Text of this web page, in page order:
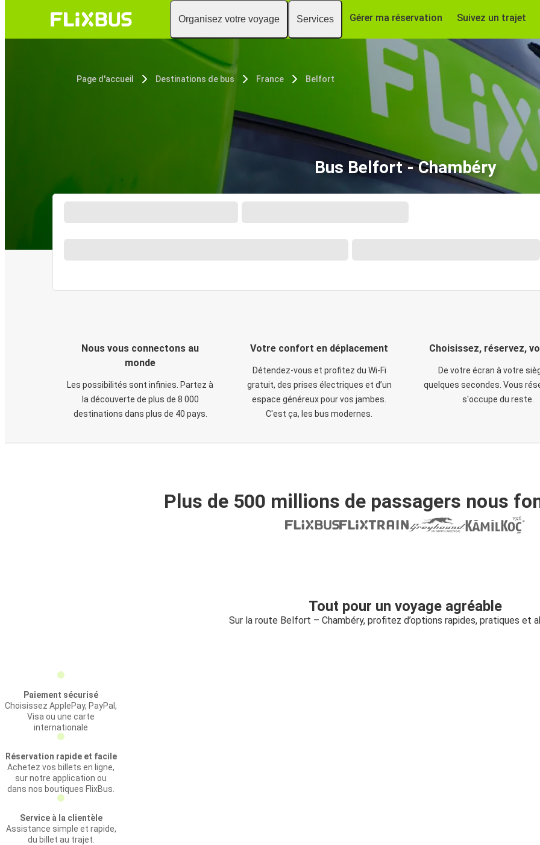
Organisez votre voyage Services Gérer ma réservation Suivez un trajet
Page d'accueil Destinations de bus France Belfort
Bus Belfort - Chambéry
Nous vous connectons au
monde
Les possibilités sont infinies. Partez à
la découverte de plus de 8 000
destinations dans plus de 40 pays.
Votre confort en déplacement
Détendez-vous et profitez du Wi-Fi
gratuit, des prises électriques et d’un
espace généreux pour vos jambes.
C'est ça, les bus modernes.
Choisissez, réservez,
De votre écran à votre
quelques secondes. Vous
s'occupe du reste.
Plus de 500 millions de passagers nous
Tout pour un voyage agréable
Sur la route Belfort – Chambéry, profitez d’options rapides, pratiques et
Paiement sécurisé
Choisissez ApplePay, PayPal,
Visa ou une carte
internationale
Réservation rapide et facile
Achetez vos billets en ligne,
sur notre application ou
dans nos boutiques FlixBus.
Service à la clientèle
Assistance simple et rapide,
du billet au trajet.